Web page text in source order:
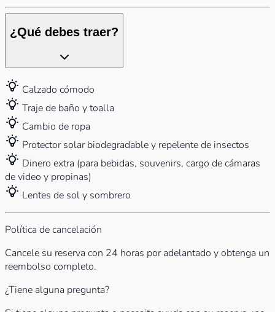
¿Qué debes traer?
Calzado cómodo
Traje de baño y toalla
Cambio de ropa
Protector solar biodegradable y repelente de insectos
Dinero extra (para bebidas, souvenirs, cargo de cámaras
de video y propinas)
Lentes de sol y sombrero
Política de cancelación
Cancele su reserva con 24 horas por adelantado y obtenga un
reembolso completo.
¿Tiene alguna pregunta?